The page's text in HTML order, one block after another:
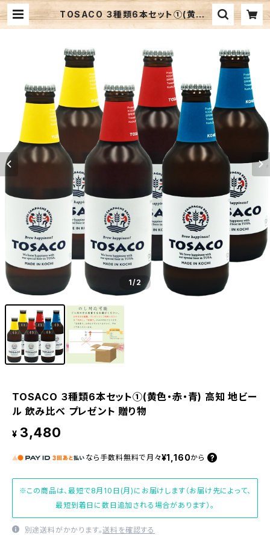
TOSACO ３種類6本セット①(黄色・
赤・青) 高知 地ビール 飲み比べ プレ
1/2
TOSACO ３種類6本セット①(黄色・赤・青) 高知 地ビー
ル 飲み比べ プレゼント 贈り物
¥ 3,480
なら 手数料無料で 月々¥1,160から
※この商品は、最短で8月10日(月)にお届けします（お届け先によって、
最短到着日に数日追加される場合があります）。
別途送料がかかります。送料を確認する